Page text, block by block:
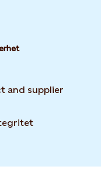
and supplier